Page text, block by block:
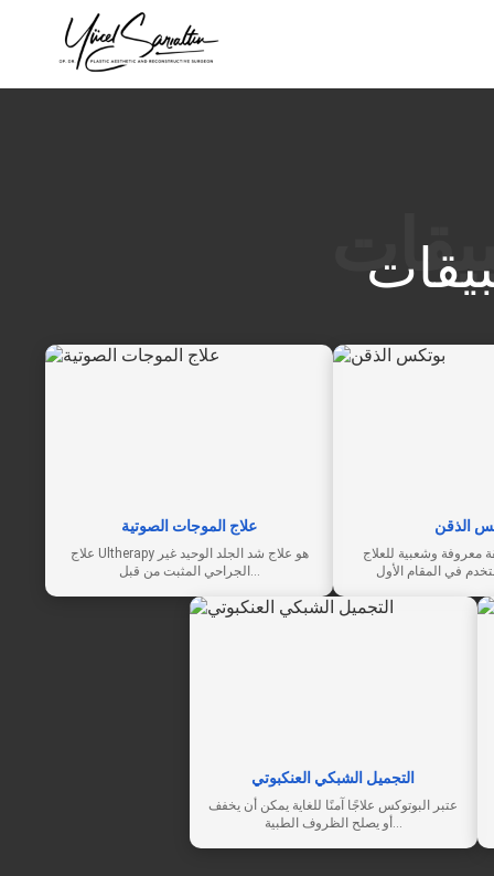
علاج الموجات الصوتية
علاج Ultherapy هو علاج شد الجلد الوحيد غير
الجراحي المثبت من قبل…
الذقن
معروفة وشعبية للعلاج
التجميل الشبكي العنكبوتي
عتبر البوتوكس علاجًا آمنًا للغاية يمكن أن يخفف
أو يصلح الظروف الطبية…